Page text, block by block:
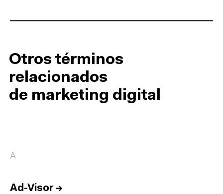
Otros términos
relacionados
de marketing digital
A
Ad-Visor→